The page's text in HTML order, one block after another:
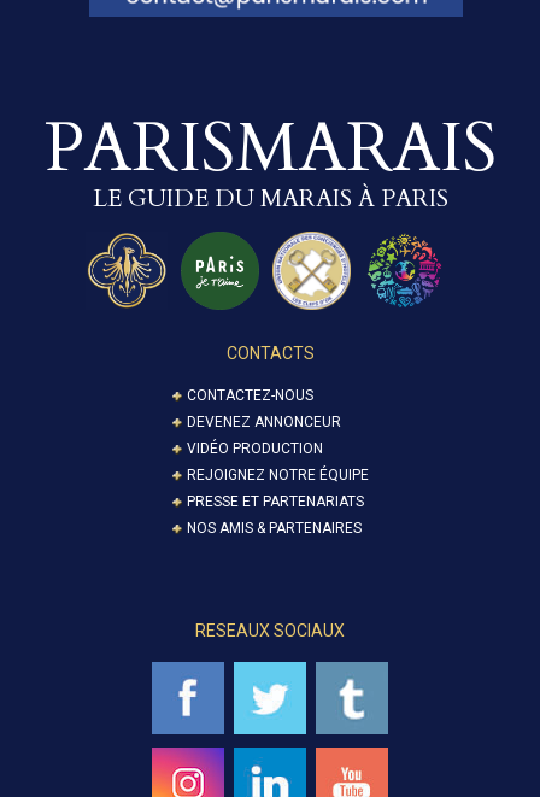
PARISMARAIS
LE GUIDE DU MARAIS À PARIS
CONTACTS
CONTACTEZ-NOUS
DEVENEZ ANNONCEUR
VIDÉO PRODUCTION
REJOIGNEZ NOTRE ÉQUIPE
PRESSE ET PARTENARIATS
NOS AMIS & PARTENAIRES
RESEAUX SOCIAUX